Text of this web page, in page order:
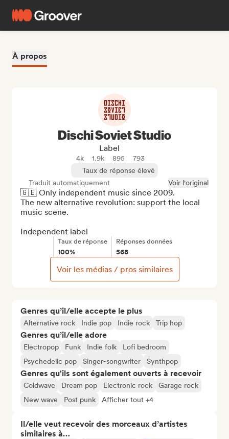
À propos
Genres qu’il/elle accepte le plus
Alternative rock Indie pop Indie rock Trip hop
Genres qu’il/elle adore
Electropop Funk Indie folk
Lofi bedroom
Psychedelic pop
Singer-songwriter Synthpop
Genres qu'ils sont également ouverts à recevoir
Coldwave Dream pop Electronic rock
Garage rock
New wave
Post punk Afficher tout +4
Il/elle veut recevoir des morceaux d’artistes
similaires à…
Dischi Soviet Studio
Label
4k 1.9k 895
793
Taux de réponse élevé
Traduit automatiquement
Voir l'original
🇬🇧 Only independent music since 2009.
The new alternative revolution: support the local
music scene.
Independent label
Taux de réponse
100%
Réponses données
568
Voir les médias / pros similaires